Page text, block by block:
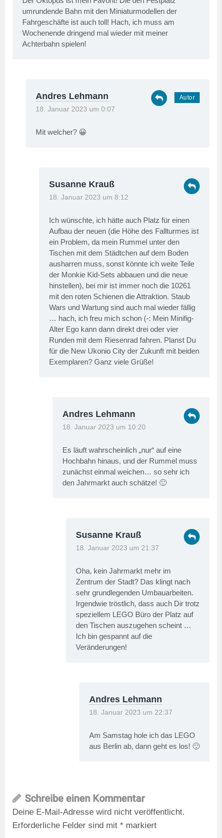
umrundende Bahn mit den Miniaturmodellen der
Fahrgeschäfte ist auch toll! Hach, ich muss am
Wochenende dringend mal wieder mit meiner
Achterbahn spielen!
Andres Lehmann
18. Januar 2023 um 0:07
Mit welcher? 😀
Susanne Krauß
18. Januar 2023 um 8:12
Ich wünschte, ich hätte auch Platz für einen
Aufbau der neuen (die Höhe des Fallturmes ist
ein Problem, da mein Rummel unter den
Tischen mit dem Städtchen auf dem Boden
ausharren muss, sonst könnte ich weite Teile
der Monkie Kid-Sets abbauen und die neue
hinstellen), bei mir ist immer noch die 10261
mit den roten Schienen die Attraktion. Staub
Wars und Wartung sind auch mal wieder fällig
… hach, ich freu mich schon (-: Mein Minifig-
Alter Ego kann dann direkt drei oder vier
Runden mit dem Riesenrad fahren. Planst Du
für die New Ukonio City der Zukunft mit beiden
Exemplaren? Ganz viele Grüße!
Andres Lehmann
18. Januar 2023 um 10:20
Es läuft wahrscheinlich „nur“ auf eine
Hochbahn hinaus, und der Rummel muss
zunächst einmal weichen… so sehr ich
den Jahrmarkt auch schätze! 🙂
Susanne Krauß
18. Januar 2023 um 21:37
Oha, kein Jahrmarkt mehr im
Zentrum der Stadt? Das klingt nach
sehr grundlegenden Umbauarbeiten.
Irgendwie tröstlich, dass auch Dir trotz
speziellem LEGO Büro der Platz auf
den Tischen auszugehen scheint …
Ich bin gespannt auf die
Veränderungen!
Andres Lehmann
18. Januar 2023 um 22:37
Am Samstag hole ich das LEGO
aus Berlin ab, dann geht es los! 🙂
Schreibe einen Kommentar
Deine E-Mail-Adresse wird nicht veröffentlicht.
Erforderliche Felder sind mit * markiert